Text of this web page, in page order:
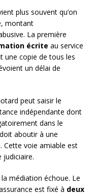
plus souvent qu’on
montant
La première
écrite au service
une copie de tous les
un délai de
peut saisir le
indépendante dont
dans le
aboutir à une
Cette voie amiable est
judiciaire.
médiation échoue. Le
est fixé à deux